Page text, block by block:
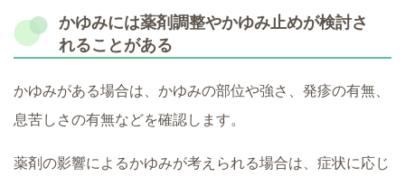
かゆみには薬剤調整やかゆみ止めが検討さ
れることがある
かゆみがある場合は、かゆみの部位や強さ、発疹の有無、
息苦しさの有無などを確認します。
薬剤の影響によるかゆみが考えられる場合は、症状に応じ